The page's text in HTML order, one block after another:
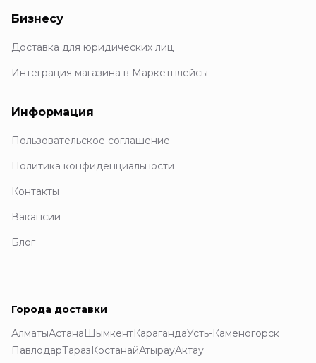
Бизнесу
Доставка для юридических лиц
Интеграция магазина в Маркетплейсы
Информация
Пользовательское соглашение
Политика конфиденциальности
Контакты
Вакансии
Блог
Города доставки
АлматыАстанаШымкентКарагандаУсть-Каменогорск
ПавлодарТаразКостанайАтырауАктау